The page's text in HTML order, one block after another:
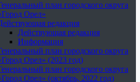
план городского округа
Орел»
редакция
Действующая редакция
Информация
план городского округа
Орел» (2023 год)
план городского округа
Орел» (октябрь, 2022 год)